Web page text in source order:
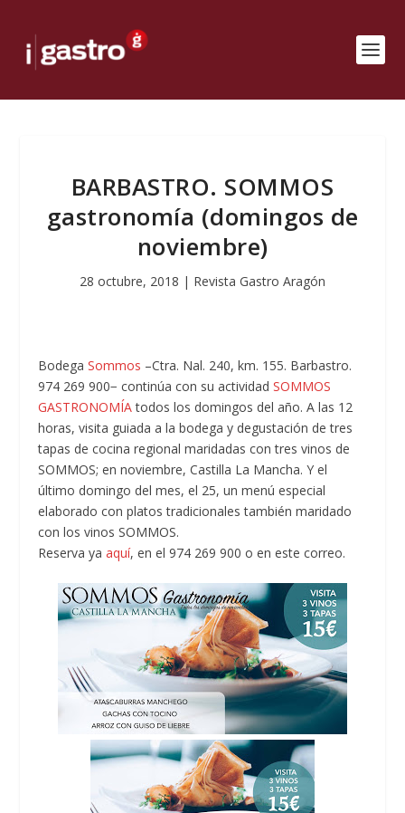
BARBASTRO. SOMMOS
gastronomía (domingos de
noviembre)
28 octubre, 2018 | Revista Gastro Aragón
BodegaSommos –Ctra. Nal. 240, km. 155. Barbastro.
974 269 900− continúa con su actividadSOMMOS
GASTRONOMÍAtodos los domingos del año. A las 12
horas, visita guiada a la bodega y degustación de tres
tapas de cocina regional maridadas con tres vinos de
SOMMOS; en noviembre, Castilla La Mancha. Y el
último domingo del mes, el 25, un menú especial
elaborado con platos tradicionales también maridado
con los vinos SOMMOS.
Reserva yaaquí, en el 974 269 900 o en este correo.